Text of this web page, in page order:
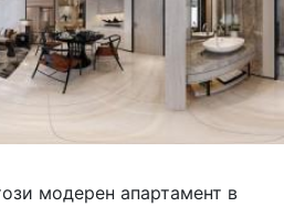
модерен апартамент в